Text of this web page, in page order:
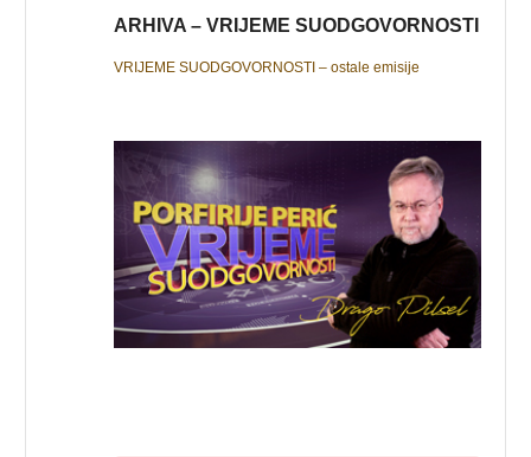
ARHIVA – VRIJEME SUODGOVORNOSTI
VRIJEME SUODGOVORNOSTI – ostale emisije